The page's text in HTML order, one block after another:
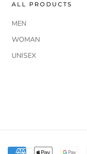
ALL PRODUCTS
MEN
WOMAN
UNISEX